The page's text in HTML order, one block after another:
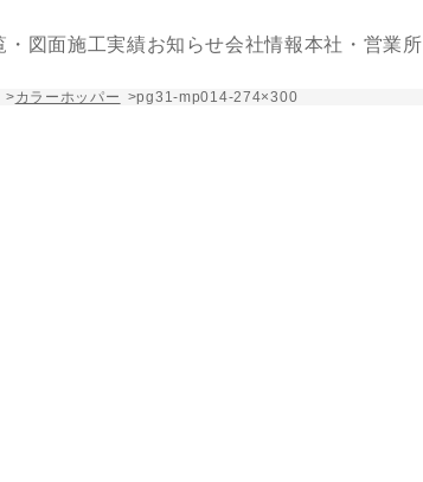
・図面施工実績お知らせ会社情報本社・営業所
>カラーホッパー >pg31-mp014-274×300